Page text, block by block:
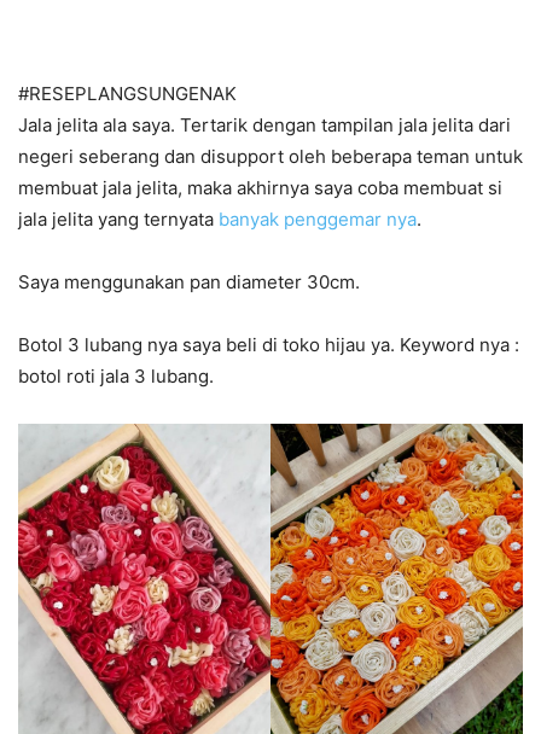
#RESEPLANGSUNGENAK
Jala jelita ala saya. Tertarik dengan tampilan jala jelita dari
negeri seberang dan disupport oleh beberapa teman untuk
membuat jala jelita, maka akhirnya saya coba membuat si
jala jelita yang ternyata banyak penggemar nya.
Saya menggunakan pan diameter 30cm.
Botol 3 lubang nya saya beli di toko hijau ya. Keyword nya :
botol roti jala 3 lubang.